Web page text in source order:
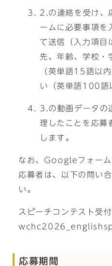
2.の連絡を受け
ームに必要事項を
て送信（入力項目
先、年齢、学校・
（英単語15語以
い（英単語100語
3.の動画データの
理したことを応募
します。
なお、Googleフォーム
応募者は、以下の問い
い。
スピーチコンテスト受
応募期間